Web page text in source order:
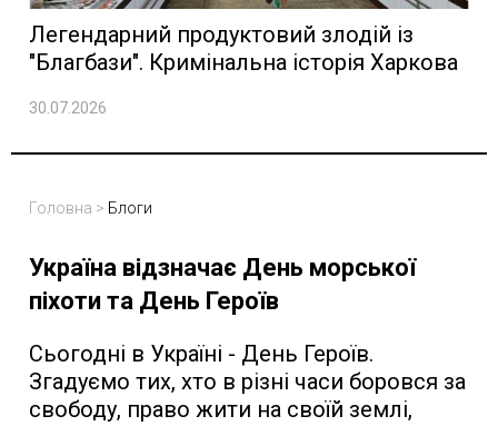
Легендарний продуктовий злодій із
"Благбази". Кримінальна історія Харкова
30.07.2026
Головна > Блоги
Україна відзначає День морської
піхоти та День Героїв
Сьогодні в Україні - День Героїв.
Згадуємо тих, хто в різні часи боровся за
свободу, право жити на своїй землі,